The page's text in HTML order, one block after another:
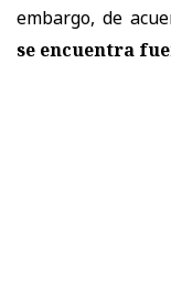
embargo, de
se encuentra